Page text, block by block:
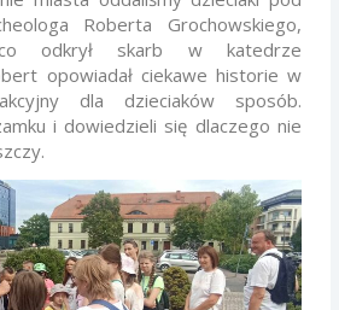
Roberta Grochowskiego,
odkrył skarb w katedrze
opowiadał ciekawe historie w
dla dzieciaków sposób.
i dowiedzieli się dlaczego nie